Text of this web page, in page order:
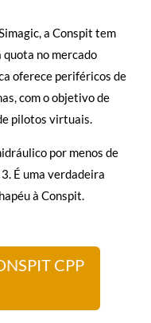
a Conspit tem
no mercado
oferece periféricos de
com o objetivo de
pilotos virtuais.
por menos de
É uma verdadeira
à Conspit.
CPP